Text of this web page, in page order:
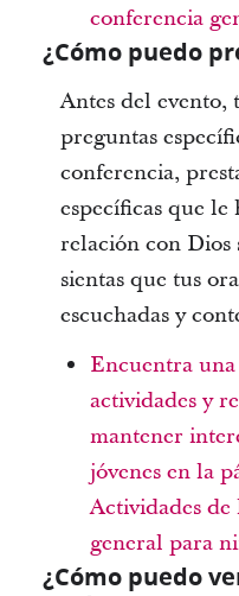
conferencia
¿Cómo puedo
Antes del evento,
preguntas
conferencia,
específicas que
relación con Dios
sientas que tus
escuchadas y
Encuentra
actividades y
mantener
jóvenes en la
Actividades
general para
¿Cómo puedo